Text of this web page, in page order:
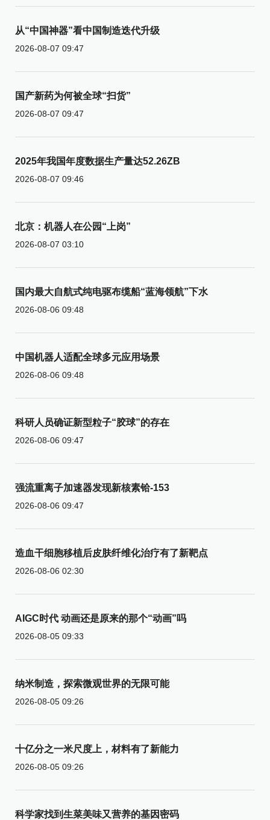
从“中国神器”看中国制造迭代升级
2026-08-07 09:47
国产新药为何被全球“扫货”
2026-08-07 09:47
2025年我国年度数据生产量达52.26ZB
2026-08-07 09:46
北京：机器人在公园“上岗”
2026-08-07 03:10
国内最大自航式纯电驱布缆船“蓝海领航”下水
2026-08-06 09:48
中国机器人适配全球多元应用场景
2026-08-06 09:48
科研人员确证新型粒子“胶球”的存在
2026-08-06 09:47
强流重离子加速器发现新核素铪-153
2026-08-06 09:47
造血干细胞移植后皮肤纤维化治疗有了新靶点
2026-08-06 02:30
AIGC时代 动画还是原来的那个“动画”吗
2026-08-05 09:33
纳米制造，探索微观世界的无限可能
2026-08-05 09:26
十亿分之一米尺度上，材料有了新能力
2026-08-05 09:26
科学家找到生菜美味又营养的基因密码